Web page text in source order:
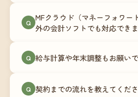
ます。前任の税理士事務所と
簿データの移行もお手伝いしま
での変更も対応可能です。
Q MFクラウド（マネーフォワー
外の会計ソフトでも対応でき
供しています。これから会計
します。freee・弥生会計等を
Q 給与計算や年末調整もお願い
怠集計あり／5名まで）は月額
Q 契約までの流れを教えてくださ